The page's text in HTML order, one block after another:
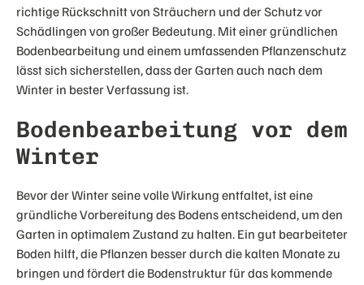
richtige Rückschnitt von Sträuchern und der Schutz vor
Schädlingen von großer Bedeutung. Mit einer gründlichen
Bodenbearbeitung und einem umfassenden Pflanzenschutz
lässt sich sicherstellen, dass der Garten auch nach dem
Winter in bester Verfassung ist.
Bodenbearbeitung vor dem
Winter
Bevor der Winter seine volle Wirkung entfaltet, ist eine
gründliche Vorbereitung des Bodens entscheidend, um den
Garten in optimalem Zustand zu halten. Ein gut bearbeiteter
Boden hilft, die Pflanzen besser durch die kalten Monate zu
bringen und fördert die Bodenstruktur für das kommende